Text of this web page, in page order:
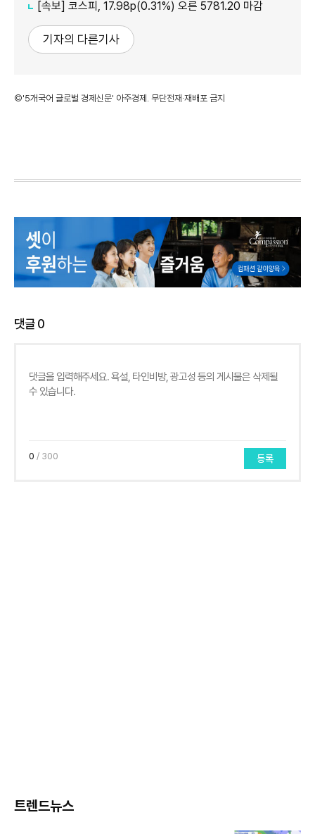
[속보] 코스피, 17.98p(0.31%) 오른 5781.20 마감
기자의 다른기사
©'5개국어 글로벌 경제신문' 아주경제. 무단전재·재배포 금지
댓글0
0 / 300 등록
트렌드뉴스